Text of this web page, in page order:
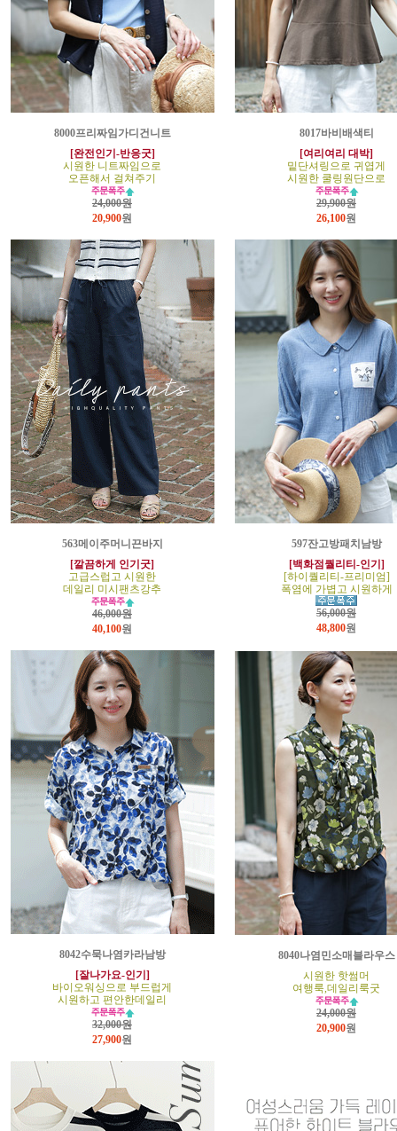
8000프리짜임가디건니트
[완전인기-반응굿]
시원한 니트짜임으로
오픈해서 걸쳐주기
24,000원
20,900원
8017바비배색티
[여리여리 대박]
밑단셔링으로 귀엽게
시원한 쿨링원단으로
29,900원
26,100원
563메이주머니끈바지
[깔끔하게 인기굿]
고급스럽고 시원한
데일리 미시팬츠강추
46,000원
40,100원
597잔고방패치남방
[백화점퀄리티-인기]
[하이퀄리티-프리미엄]
폭염에 가볍고 시원하게
56,000원
48,800원
8042수묵나염카라남방
[잘나가요-인기]
바이오워싱으로 부드럽게
시원하고 편안한데일리
32,000원
27,900원
8040나염민소매블라우스
시원한 핫썸머
여행룩,데일리룩굿
24,000원
20,900원